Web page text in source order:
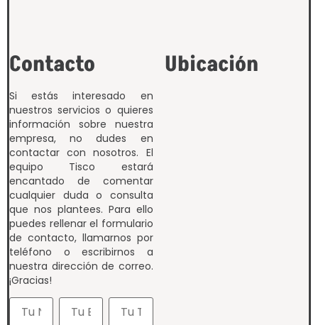
Contacto
Si estás interesado en
nuestros servicios o quieres
información sobre nuestra
empresa, no dudes en
contactar con nosotros. El
equipo Tisco estará
encantado de comentar
cualquier duda o consulta
que nos plantees. Para ello
puedes rellenar el formulario
de contacto, llamarnos por
teléfono o escribirnos a
nuestra dirección de correo.
¡Gracias!
Ubicación